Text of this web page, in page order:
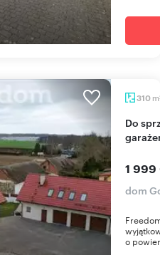
310 m
Do sprzedania przestronny dom 310 m² z
1 999
dom
o